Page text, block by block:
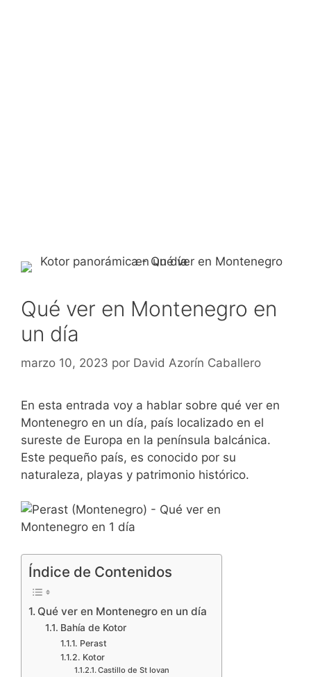
Qué ver en Montenegro en
un día
marzo 10, 2023 por David Azorín Caballero
En esta entrada voy a hablar sobre qué ver en
Montenegro en un día, país localizado en el
sureste de Europa en la península balcánica.
Este pequeño país, es conocido por su
naturaleza, playas y patrimonio histórico.
Índice de Contenidos
Qué ver en Montenegro en un día
Bahía de Kotor
Perast
Kotor
Castillo de St Iovan